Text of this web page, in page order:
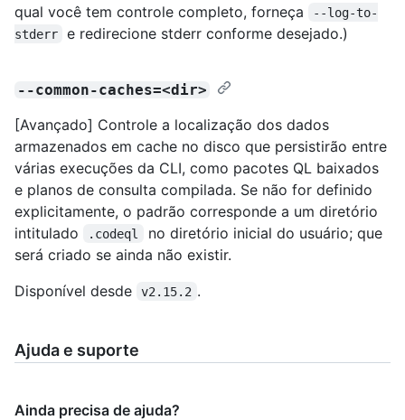
qual você tem controle completo, forneça
--log-to-
stderr
e redirecione stderr conforme desejado.)
--common-caches=<dir>
[Avançado] Controle a localização dos dados
armazenados em cache no disco que persistirão entre
várias execuções da CLI, como pacotes QL baixados
e planos de consulta compilada. Se não for definido
explicitamente, o padrão corresponde a um diretório
intitulado
.codeql
no diretório inicial do usuário; que
será criado se ainda não existir.
Disponível desde
v2.15.2 .
Ajuda e suporte
Ainda precisa de ajuda?